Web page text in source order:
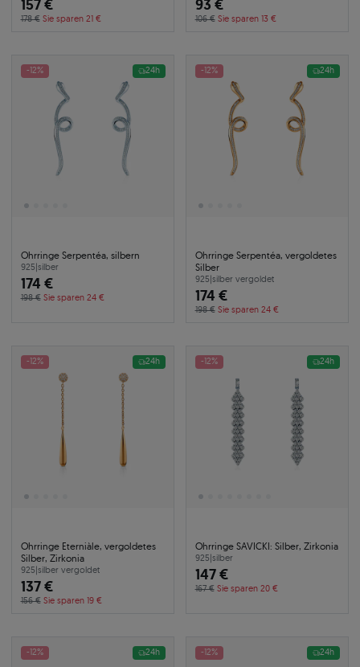
157 €
178 € Sie sparen 21 €
93 €
106 € Sie sparen 13 €
-12% 24h
Ohrringe Serpentéa, silbern
925|silber
174 €
198 € Sie sparen 24 €
-12% 24h
Ohrringe Serpentéa, vergoldetes
Silber
925|silber vergoldet
174 €
198 € Sie sparen 24 €
-12% 24h
Ohrringe Eterniàle, vergoldetes
Silber, Zirkonia
925|silber vergoldet
137 €
156 € Sie sparen 19 €
-12% 24h
Ohrringe SAVICKI: Silber, Zirkonia
925|silber
147 €
167 € Sie sparen 20 €
-12% 24h -12% 24h